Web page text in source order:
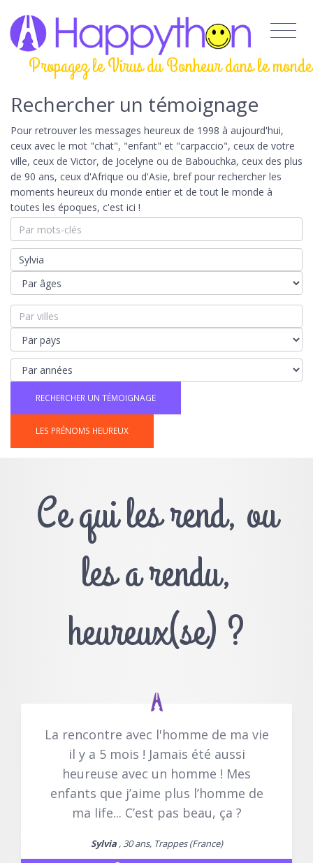
Propagez le Virus du Bonheur dans le monde
Rechercher un témoignage
Pour retrouver les messages heureux de 1998 à aujourd'hui,
ceux avec le mot "chat", "enfant" et "carpaccio", ceux de votre
ville, ceux de Victor, de Jocelyne ou de Babouchka, ceux des plus
de 90 ans, ceux d'Afrique ou d'Asie, bref pour rechercher les
moments heureux du monde entier et de tout le monde à
toutes les époques, c'est ici !
LES PRÉNOMS HEUREUX
Ce qui les rend, ou
les a rendu,
heureux(se) ?
La rencontre avec l'homme de ma vie
il y a 5 mois ! Jamais été aussi
heureuse avec un homme ! Mes
enfants que j’aime plus l’homme de
ma life... C’est pas beau, ça ?
Sylvia, 30 ans, Trappes (France)